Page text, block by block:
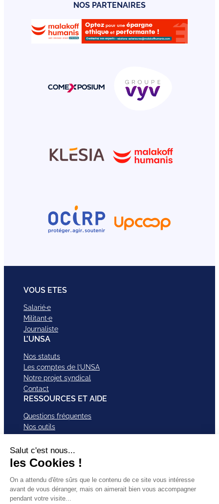
NOS PARTENAIRES
VOUS ETES
Salarié·e
Militant·e
Journaliste
L’UNSA
Nos statuts
Les comptes de l’UNSA
Notre projet syndical
Contact
RESSOURCES ET AIDE
Questions fréquentes
Nos outils
Nos structures et services
Je VEUX Adhérer
ABonnez-vous à nos newsletter